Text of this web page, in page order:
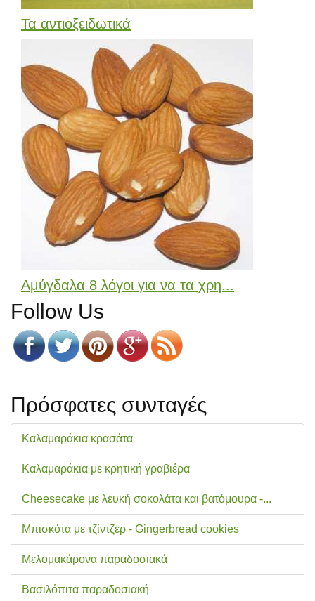
Τα αντιοξειδωτικά
Αμύγδαλα 8 λόγοι για να τα χρη...
Follow Us
Πρόσφατες συνταγές
Καλαμαράκια κρασάτα
Καλαμαράκια με κρητική γραβιέρα
Cheesecake με λευκή σοκολάτα και βατόμουρα -...
Μπισκότα με τζίντζερ - Gingerbread cookies
Μελομακάρονα παραδοσιακά
Βασιλόπιτα παραδοσιακή